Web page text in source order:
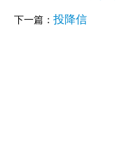
下一篇： 投降信